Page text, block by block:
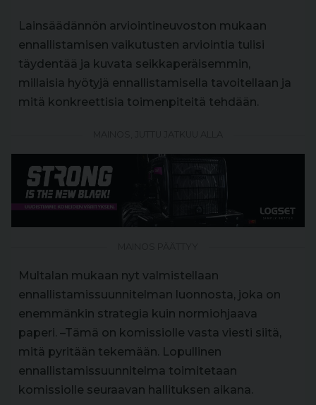
Lainsäädännön arviointineuvoston mukaan
ennallistamisen vaikutusten arviointia tulisi
täydentää ja kuvata seikkaperäisemmin,
millaisia hyötyjä ennallistamisella tavoitellaan ja
mitä konkreettisia toimenpiteitä tehdään.
Multalan mukaan nyt valmistellaan
ennallistamissuunnitelman luonnosta, joka on
enemmänkin strategia kuin normiohjaava
paperi. –Tämä on komissiolle vasta viesti siitä,
mitä pyritään tekemään. Lopullinen
ennallistamissuunnitelma toimitetaan
komissiolle seuraavan hallituksen aikana.